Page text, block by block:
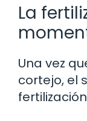
La
Una vez
cortejo, el